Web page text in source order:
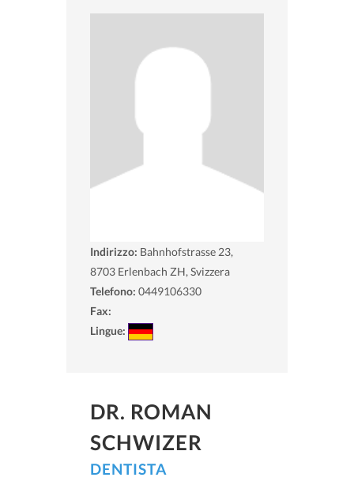
Indirizzo: Bahnhofstrasse 23,
8703 Erlenbach ZH, Svizzera
Telefono: 0449106330
Fax:
Lingue:
DR. ROMAN
SCHWIZER
DENTISTA